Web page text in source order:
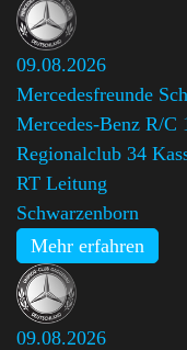
09.08.2026
Mercedesfreunde
Mercedes-Benz R/C
Regionalclub 34
RT Leitung
Schwarzenborn
Mehr erfahren
09.08.2026